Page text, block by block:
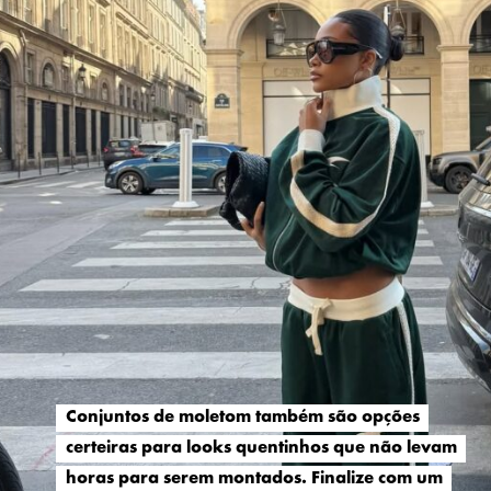
Conjuntos de moletom também são opções
certeiras para looks quentinhos que não levam
horas para serem montados. Finalize com um
Conjuntos de moletom também são opções
certeiras para looks quentinhos que não levam
horas para serem montados. Finalize com um